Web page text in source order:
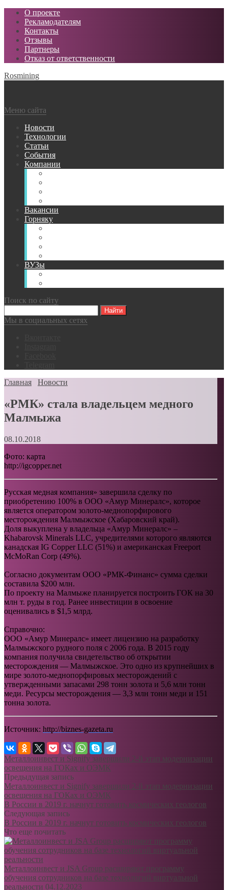
О проекте
Рекламодателям
Контакты
Отзывы
Партнеры
Отказ от ответственности
Rosmining
Меню сайта
Новости
Технологии
Статьи
События
Компании
Вакансии
Горняку
ВУЗы
Поиск по сайту
Мы в социальных сетях
Главная
Новости
«РМК» стала владельцем медного
Малмыжа
08.10.2018
Фото: карта
http://igcopper.net
Русская медная компания» завершила сделку по
приобретению 100% в ООО «Амур Минералс», которое
является оператором золото-меднопорфирового
месторождения Малмыжское (Хабаровский край).
Доля выкуплена у владельца «Амур Минералс» –
Khabarovsk Minerals LLC, учредителями которого являются
канадская IG Copper LLC (51%) и американская Freeport
McMoRan Corp (49%).
Согласно документам ООО «РМК-Финанс» сумма сделки
составила $200 млн.
По проекту на Малмыже планируется построить ГОК на 30
млн т. руды в год. Ранее инвестиции в освоение
оценивались в $1,5 млрд.
Справочно:
ООО «Амур Минералс» имеет лицензию на разработку
Малмыжского рудного поля с 2006 года. В 2015 году
компания получила свидетельство об открытии
месторождения — Малмыжское. Это одно из крупнейших в
мире золото-меднопорфировых месторождений с
утвержденными запасами 298 тонн золота и 5,6 млн тонн
меди. Ресурсы месторождения — 3,3 млн тонн меди и 151
тонна золота.
Источник: http://biznes-gazeta.ru
Металлоинвест и Signify завершили 2-й этап модернизации
освещения на ГОКах и ОЭМК
Предыдущая запись
Металлоинвест и Signify завершили 2-й этап модернизации
освещения на ГОКах и ОЭМК
В России в 2019 г. начнут готовить космических геологов
Следующая запись
В России в 2019 г. начнут готовить космических геологов
Что еще почитать
Металлоинвест и JSA Group расширяют программу
обучения сотрудников на базе технологий виртуальной
реальности 04.12.2023